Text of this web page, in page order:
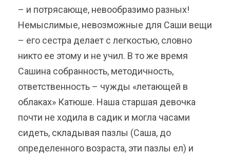
– и потрясающе, невообразимо разных!
Немыслимые, невозможные для Саши вещи
– его сестра делает с легкостью, словно
никто ее этому и не учил. В то же время
Сашина собранность, методичность,
ответственность – чужды «летающей в
облаках» Катюше. Наша старшая девочка
почти не ходила в садик и могла часами
сидеть, складывая пазлы (Саша, до
определенного возраста, эти пазлы ел) и